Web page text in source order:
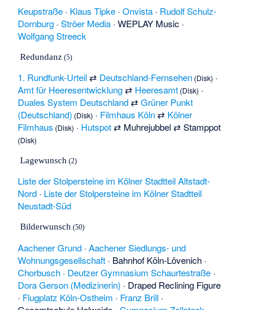
Keupstraße · Klaus Tipke ·Onvista · Rudolf Schulz-
Dornburg ·Ströer Media ·WEPLAY Music ·
Wolfgang Streeck
Redundanz (5)
1. Rundfunk-Urteil⇄ Deutschland-Fernsehen (Disk) ·
Amt für Heeresentwicklung⇄ Heeresamt (Disk) ·
Duales System Deutschland⇄Grüner Punkt
(Deutschland) (Disk) · Filmhaus Köln⇄ Kölner
Filmhaus (Disk) · Hutspot⇄ Muhrejubbel⇄Stamppot
(Disk)
Lagewunsch (2)
Liste der Stolpersteine im Kölner Stadtteil Altstadt-
Nord · Liste der Stolpersteine im Kölner Stadtteil
Neustadt-Süd
Bilderwunsch (50)
Aachener Grund ·Aachener Siedlungs- und
Wohnungsgesellschaft · Bahnhof Köln-Lövenich ·
Chorbusch · Deutzer Gymnasium Schaurtestraße ·
Dora Gerson (Medizinerin) · Draped Reclining Figure
· Flugplatz Köln-Ostheim · Franz Brill ·